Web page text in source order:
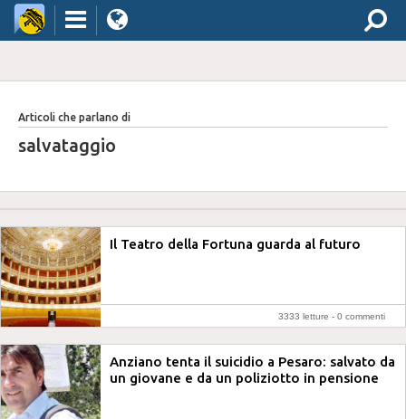
Articoli che parlano di
salvataggio
Il Teatro della Fortuna guarda al futuro
3333 letture - 0 commenti
Anziano tenta il suicidio a Pesaro: salvato da
un giovane e da un poliziotto in pensione